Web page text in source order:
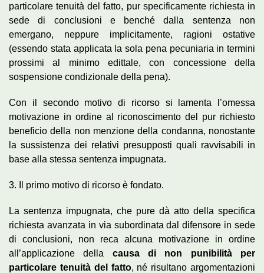
particolare tenuità del fatto, pur specificamente richiesta in
sede di conclusioni e benché dalla sentenza non
emergano, neppure implicitamente, ragioni ostative
(essendo stata applicata la sola pena pecuniaria in termini
prossimi al minimo edittale, con concessione della
sospensione condizionale della pena).
Con il secondo motivo di ricorso si lamenta l’omessa
motivazione in ordine al riconoscimento del pur richiesto
beneficio della non menzione della condanna, nonostante
la sussistenza dei relativi presupposti quali ravvisabili in
base alla stessa sentenza impugnata.
3. Il primo motivo di ricorso è fondato.
La sentenza impugnata, che pure dà atto della specifica
richiesta avanzata in via subordinata dal difensore in sede
di conclusioni, non reca alcuna motivazione in ordine
all’applicazione della causa di non punibilità per
particolare tenuità del fatto, né risultano argomentazioni